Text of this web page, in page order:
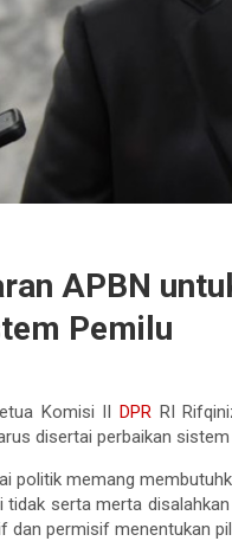
APBN
Pemilu
Komisi II DPRRI
disertai perbaikan
politik memang
tidak serta merta
dan permisif menentukan